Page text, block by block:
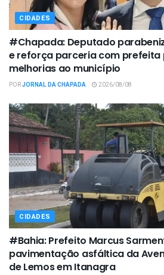
CIDADES
#Chapada: Deputado
e reforça parceria com prefeita
melhorias ao município
PORJORNAL DA CHAPADA 2026/08/08
CIDADES
#Bahia: Prefeito Marcus
pavimentação asfáltica da
de Lemos em Itanagra